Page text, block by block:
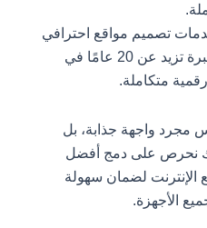
تصميم مواقع احترافي
وتصميم مواقع أونلاين، مع خبرة تزيد عن 20 عامًا في
متكاملة.
مجرد واجهة جذابة، بل
نحرص على دمج أفضل
لضمان سهولة
الأجهزة.